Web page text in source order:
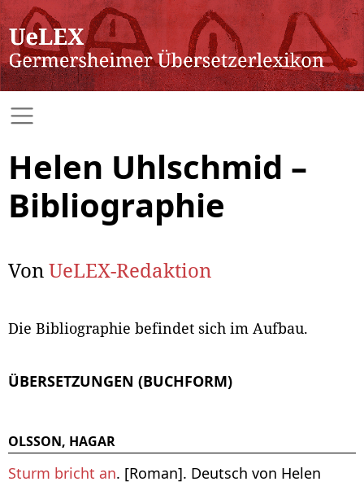
Helen Uhlschmid –
Bibliographie
VonUeLEX-Redaktion
Die Bibliographie befindet sich im Aufbau.
ÜBERSETZUNGEN (BUCHFORM)
OLSSON, HAGAR
Sturm bricht an. [Roman]. Deutsch von Helen